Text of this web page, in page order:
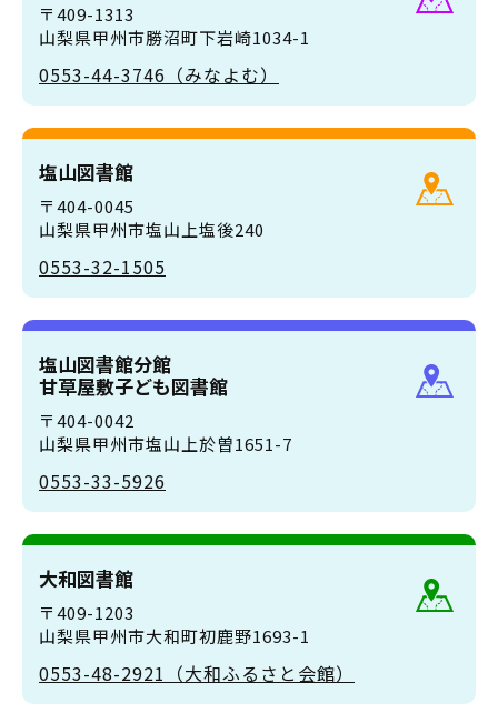
〒409-1313
山梨県甲州市勝沼町下岩崎1034-1
0553-44-3746（みなよむ）
塩山図書館
〒404-0045
山梨県甲州市塩山上塩後240
0553-32-1505
塩山図書館分館
甘草屋敷子ども図書館
〒404-0042
山梨県甲州市塩山上於曽1651-7
0553-33-5926
大和図書館
〒409-1203
山梨県甲州市大和町初鹿野1693-1
0553-48-2921（大和ふるさと会館）